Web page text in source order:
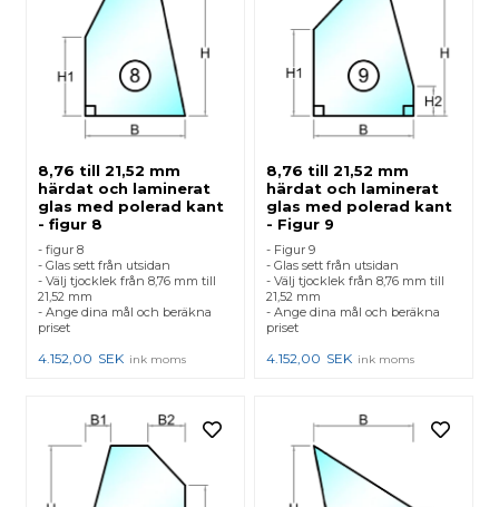
8,76 till 21,52 mm
härdat och laminerat
glas med polerad kant
- figur 8
- figur 8
- Glas sett från utsidan
- Välj tjocklek från 8,76 mm till
21,52 mm
- Ange dina mål och beräkna
priset
4.152,00 SEK ink moms
8,76 till 21,52 mm
härdat och laminerat
glas med polerad kant
- Figur 9
- Figur 9
- Glas sett från utsidan
- Välj tjocklek från 8,76 mm till
21,52 mm
- Ange dina mål och beräkna
priset
4.152,00 SEK ink moms